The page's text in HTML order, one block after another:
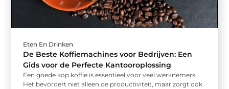
Eten En Drinken
De Beste Koffiemachines voor Bedrijven: Een
Gids voor de Perfecte Kantooroplossing
Een goede kop koffie is essentieel voor veel werknemers.
Het bevordert niet alleen de productiviteit, maar zorgt ook